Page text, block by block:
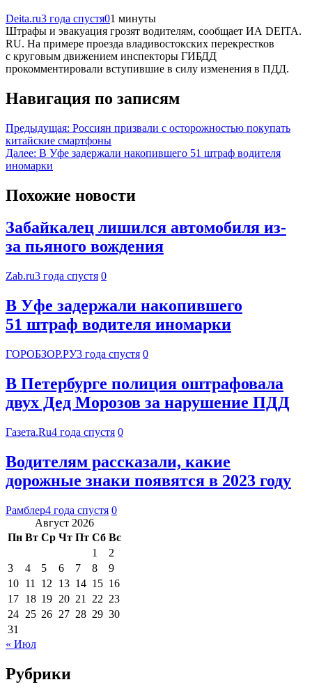
Deita.ru3 года спустя01 минуты
Штрафы и эвакуация грозят водителям, сообщает ИА DEITA.
RU. На примере проезда владивостокских перекрестков
с круговым движением инспекторы ГИБДД
прокомментировали вступившие в силу изменения в ПДД.
Навигация по записям
Предыдущая: Россиян призвали с осторожностью покупать
китайские смартфоны
Далее: В Уфе задержали накопившего 51 штраф водителя
иномарки
Похожие новости
Забайкалец лишился автомобиля из-
за пьяного вождения
Zab.ru3 года спустя 0
В Уфе задержали накопившего
51 штраф водителя иномарки
ГОРОБЗОР.РУ3 года спустя 0
В Петербурге полиция оштрафовала
двух Дед Морозов за нарушение ПДД
Газета.Ru4 года спустя 0
Водителям рассказали, какие
дорожные знаки появятся в 2023 году
Рамблер4 года спустя 0
Август 2026
Пн Вт Ср Чт Пт Сб Вс
1
2
3
4 5 6 7 8
9
10 11 12 13 14 15 16
17 18 19 20 21 22 23
24 25 26 27 28 29 30
31
« Июл
Рубрики